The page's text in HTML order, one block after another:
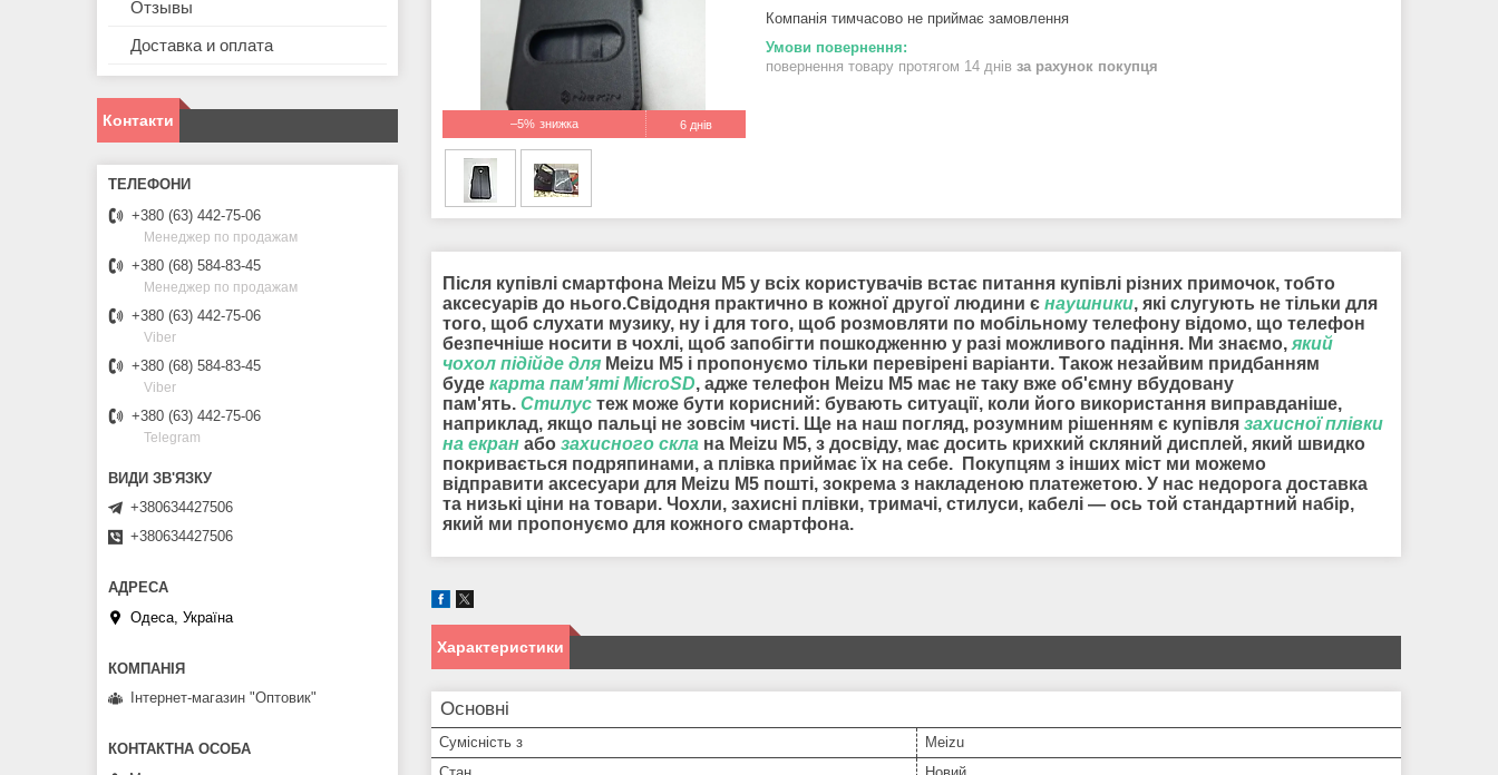
–5% 6 днів
Компанія тимчасово не приймає замовлення
повернення товару протягом 14 днів за рахунок покупця
Після купівлі смартфона Meizu M5 у всіх користувачів встає питання купівлі різних примочок, тобто
аксесуарів до нього.Свідодня практично в кожної другої людини є наушники, які слугують не тільки для
того, щоб слухати музику, ну і для того, щоб розмовляти по мобільному телефону відомо, що телефон
безпечніше носити в чохлі, щоб запобігти пошкодженню у разі можливого падіння. Ми знаємо, який
чохол підійде для Meizu M5 і пропонуємо тільки перевірені варіанти. Також незайвим придбанням
буде карта пам'яті MicroSD, адже телефон Meizu M5 має не таку вже об'ємну вбудовану
пам'ять. Стилус теж може бути корисний: бувають ситуації, коли його використання виправданіше,
наприклад, якщо пальці не зовсім чисті. Ще на наш погляд, розумним рішенням є купівля захисної плівки
на екран або захисного скла на Meizu M5, з досвіду, має досить крихкий скляний дисплей, який швидко
покривається подряпинами, а плівка приймає їх на себе. Покупцям з інших міст ми можемо
відправити аксесуари для Meizu M5 пошті, зокрема з накладеною платежетою. У нас недорога доставка
та низькі ціни на товари. Чохли, захисні плівки, тримачі, стилуси, кабелі — ось той стандартний набір,
який ми пропонуємо для кожного смартфона.
Характеристики
Основні
Сумісність з
Meizu
Отзывы
Доставка и оплата
Контакти
+380 (63) 442-75-06
Менеджер по продажам
+380 (68) 584-83-45
Менеджер по продажам
+380 (63) 442-75-06
Viber
+380 (68) 584-83-45
Viber
+380 (63) 442-75-06
Telegram
+380634427506
+380634427506
Одеса, Україна
Інтернет-магазин "Оптовик"